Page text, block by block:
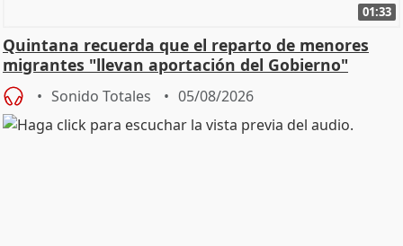
01:33
Quintana recuerda que el reparto de menores
migrantes "llevan aportación del Gobierno"
central
Sonido Totales 05/08/2026